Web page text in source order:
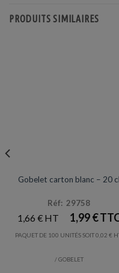
PRODUITS SIMILAIRES
Prix en
Gobelet carton blanc – 20 cl
Réf: 29758
1,66 € 1,99€
PAQUET DE 100 UNITÉS SOIT0,02 €
/ GOBELET